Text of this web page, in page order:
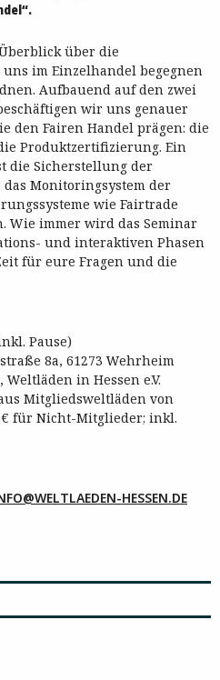
über die
im Einzelhandel begegnen
Aufbauend auf den zwei
wir uns genauer
den Fairen Handel prägen: die
Produktzertifizierung. Ein
die Sicherstellung der
Monitoringsystem der
wie Fairtrade
immer wird das Seminar
und interaktiven Phasen
für eure Fragen und die
Pause)
8a, 61273 Wehrheim
in Hessen e.V.
Mitgliedsweltläden von
€ für Nicht-Mitglieder; inkl.
HESSEN.DE